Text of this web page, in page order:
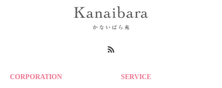
CORPORATION SERVICE